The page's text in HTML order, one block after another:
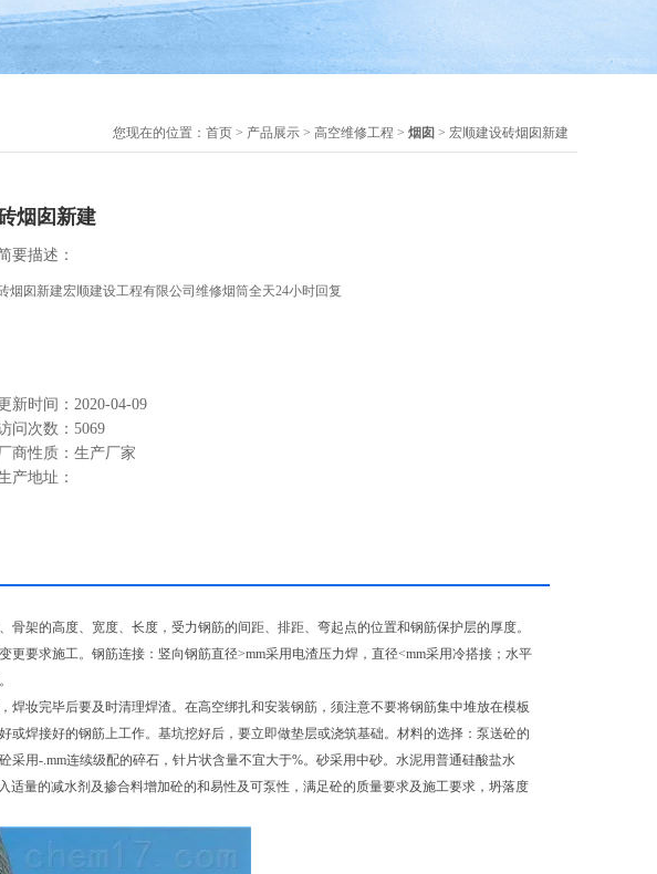
您现在的位置： 首页 > 产品展示 > 高空维修工程 > 烟囱 > 宏顺建设砖烟囱新建
烟囱新建
要描述：
烟囱新建宏顺建设工程有限公司维修烟筒全天24小时回复
新时间：2020-04-09
问次数：5069
商性质：生产厂家
产地址：
架的高度、宽度、长度，受力钢筋的间距、排距、弯起点的位置和钢筋保护层的厚度。
要求施工。钢筋连接：竖向钢筋直径>mm采用电渣压力焊，直径<mm采用冷搭接；水平
妆完毕后要及时清理焊渣。在高空绑扎和安装钢筋，须注意不要将钢筋集中堆放在模板
焊接好的钢筋上工作。基坑挖好后，要立即做垫层或浇筑基础。材料的选择：泵送砼的
用-.mm连续级配的碎石，针片状含量不宜大于%。砂采用中砂。水泥用普通硅酸盐水
量的减水剂及掺合料增加砼的和易性及可泵性，满足砼的质量要求及施工要求，坍落度